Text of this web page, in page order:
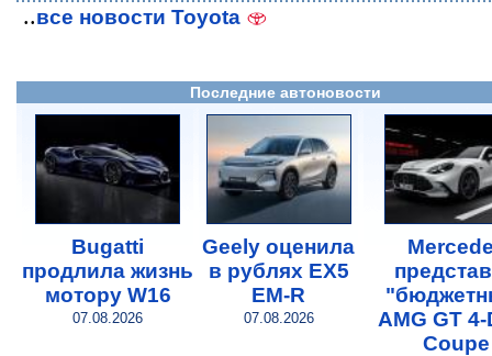
..все новости Toyota
Последние автоновости
Bugatti
продлила жизнь
мотору W16
07.08.2026
Geely оценила
в рублях EX5
EM-R
07.08.2026
AMG GT
Coupe